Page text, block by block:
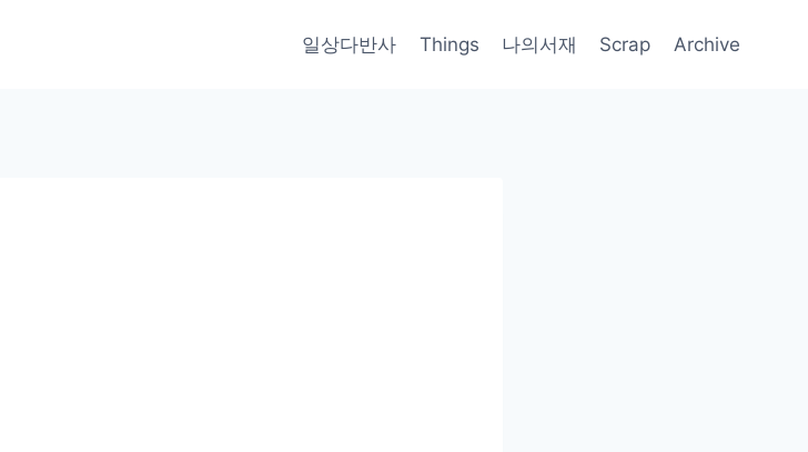
일상다반사 Things 나의서재 Scrap Archive